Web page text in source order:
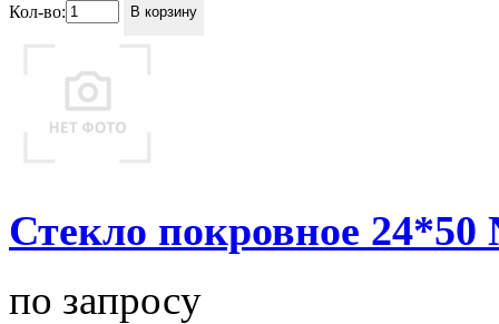
Кол-во: В корзину
Стекло покровное 24*50
по запросу